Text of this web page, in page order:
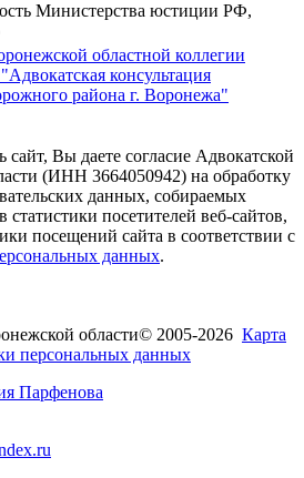
Министерства юстиции РФ,
областной коллегии
консультация
района г. Воронежа"
сайт, Вы даете согласие Адвокатской
(ИНН 3664050942) на обработку
данных, собираемых
статистики посетителей веб-сайтов,
посещений сайта в соответствии с
данных.
области© 2005-2026 Карта
персональных данных
Парфенова